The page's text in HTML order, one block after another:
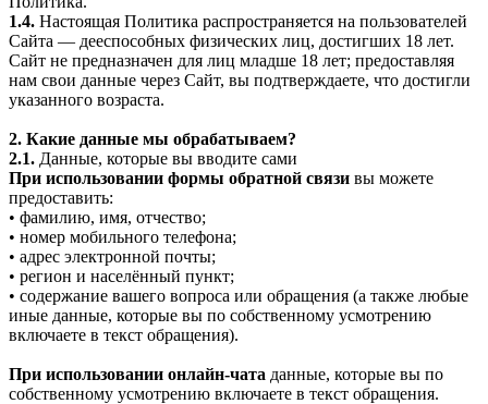
1.4. Настоящая Политика распространяется на пользователей
Сайта — дееспособных физических лиц, достигших 18 лет.
Сайт не предназначен для лиц младше 18 лет; предоставляя
нам свои данные через Сайт, вы подтверждаете, что достигли
указанного возраста.
2. Какие данные мы обрабатываем?
2.1. Данные, которые вы вводите сами
При использовании формы обратной связи вы можете
предоставить:
• фамилию, имя, отчество;
• номер мобильного телефона;
• адрес электронной почты;
• регион и населённый пункт;
• содержание вашего вопроса или обращения (а также любые
иные данные, которые вы по собственному усмотрению
включаете в текст обращения).
При использовании онлайн-чата данные, которые вы по
собственному усмотрению включаете в текст обращения.